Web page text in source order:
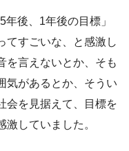
後、1年後の目標」
てすごいな、と感激し
を言えないとか、そも
気があるとか、そうい
会を見据えて、目標を
していました。